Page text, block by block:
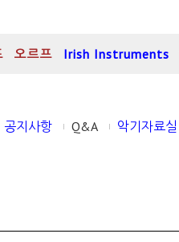
오르프 Irish Instruments
공지사항 Q&A 악기자료실